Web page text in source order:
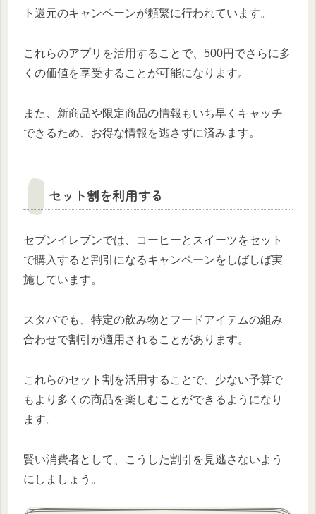
ト還元のキャンペーンが頻繁に行われています。
これらのアプリを活用することで、500円でさらに多
くの価値を享受することが可能になります。
また、新商品や限定商品の情報もいち早くキャッチ
できるため、お得な情報を逃さずに済みます。
セット割を利用する
セブンイレブンでは、コーヒーとスイーツをセット
で購入すると割引になるキャンペーンをしばしば実
施しています。
スタバでも、特定の飲み物とフードアイテムの組み
合わせで割引が適用されることがあります。
これらのセット割を活用することで、少ない予算で
もより多くの商品を楽しむことができるようになり
ます。
賢い消費者として、こうした割引を見逃さないよう
にしましょう。